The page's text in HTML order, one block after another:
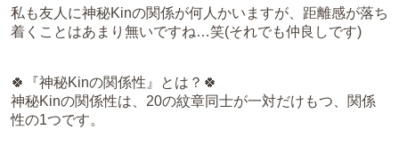
私も友人に神秘Kinの関係が何人かいますが、距離感が落ち
着くことはあまり無いですね…笑(それでも仲良しです)
🍀『神秘Kinの関係性』とは？🍀
神秘Kinの関係性は、20の紋章同士が一対だけもつ、関係
性の1つです。